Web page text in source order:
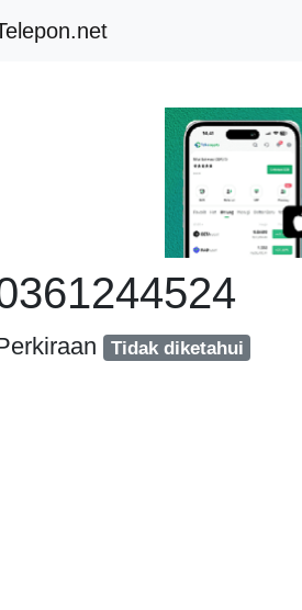
Tidak diketahui